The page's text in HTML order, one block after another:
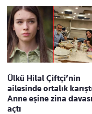
Ülkü Hilal Çiftçi’nin
ailesinde ortalık
Anne eşine zina davası
açtı